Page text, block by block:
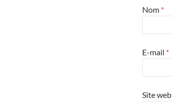
Nom *
E-mail *
Site web